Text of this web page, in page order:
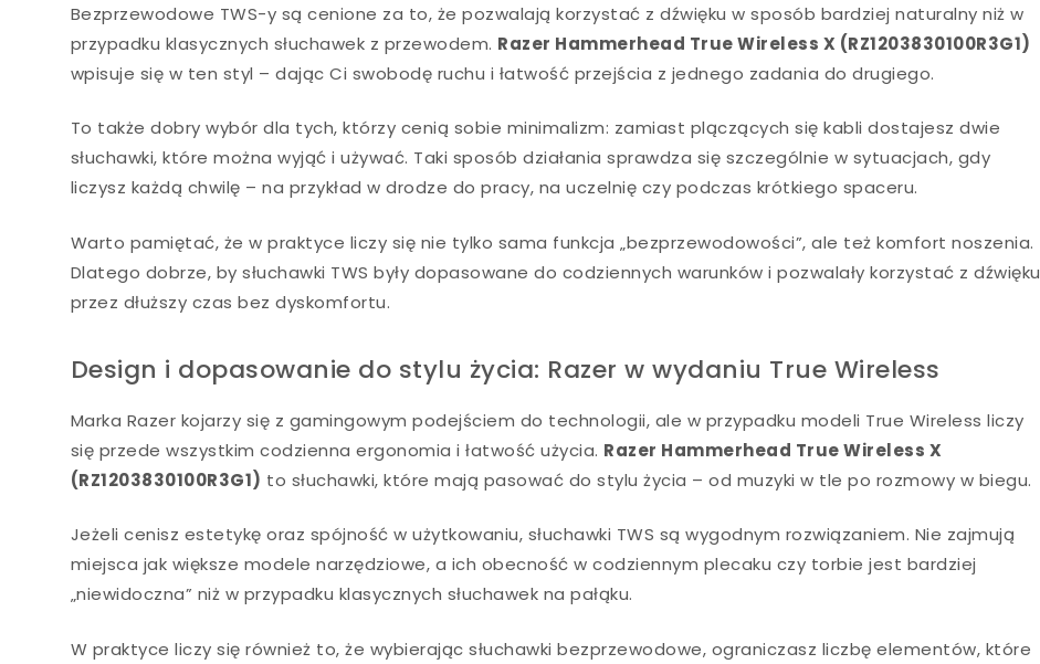
Bezprzewodowe TWS-y są cenione za to, że pozwalają korzystać z dźwięku w sposób bardziej naturalny niż w
przypadku klasycznych słuchawek z przewodem. Razer Hammerhead True Wireless X (RZ1203830100R3G1)
wpisuje się w ten styl – dając Ci swobodę ruchu i łatwość przejścia z jednego zadania do drugiego.
To także dobry wybór dla tych, którzy cenią sobie minimalizm: zamiast plączących się kabli dostajesz dwie
słuchawki, które można wyjąć i używać. Taki sposób działania sprawdza się szczególnie w sytuacjach, gdy
liczysz każdą chwilę – na przykład w drodze do pracy, na uczelnię czy podczas krótkiego spaceru.
Warto pamiętać, że w praktyce liczy się nie tylko sama funkcja „bezprzewodowości”, ale też komfort noszenia.
Dlatego dobrze, by słuchawki TWS były dopasowane do codziennych warunków i pozwalały korzystać z dźwięku
przez dłuższy czas bez dyskomfortu.
Design i dopasowanie do stylu życia: Razer w wydaniu True Wireless
Marka Razer kojarzy się z gamingowym podejściem do technologii, ale w przypadku modeli True Wireless liczy
się przede wszystkim codzienna ergonomia i łatwość użycia. Razer Hammerhead True Wireless X
(RZ1203830100R3G1) to słuchawki, które mają pasować do stylu życia – od muzyki w tle po rozmowy w biegu.
Jeżeli cenisz estetykę oraz spójność w użytkowaniu, słuchawki TWS są wygodnym rozwiązaniem. Nie zajmują
miejsca jak większe modele narzędziowe, a ich obecność w codziennym plecaku czy torbie jest bardziej
„niewidoczna” niż w przypadku klasycznych słuchawek na pałąku.
W praktyce liczy się również to, że wybierając słuchawki bezprzewodowe, ograniczasz liczbę elementów, które